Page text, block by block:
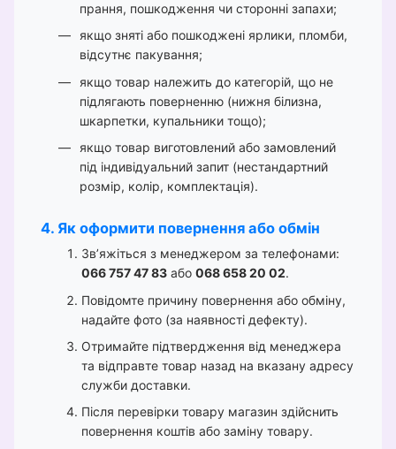
прання, пошкодження чи сторонні запахи;
якщо зняті або пошкоджені ярлики, пломби,
відсутнє пакування;
якщо товар належить до категорій, що не
підлягають поверненню (нижня білизна,
шкарпетки, купальники тощо);
якщо товар виготовлений або замовлений
під індивідуальний запит (нестандартний
розмір, колір, комплектація).
4. Як оформити повернення або обмін
Зв’яжіться з менеджером за телефонами:
066 757 47 83 або 068 658 20 02.
Повідомте причину повернення або обміну,
надайте фото (за наявності дефекту).
Отримайте підтвердження від менеджера
та відправте товар назад на вказану адресу
служби доставки.
Після перевірки товару магазин здійснить
повернення коштів або заміну товару.